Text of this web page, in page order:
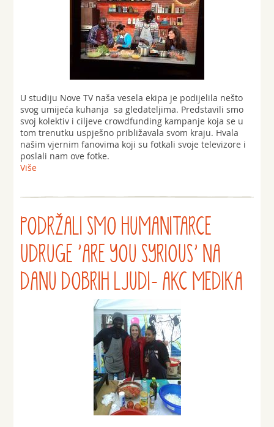
U studiju Nove TV naša vesela ekipa je podijelila nešto
svog umijeća kuhanja sa gledateljima. Predstavili smo
svoj kolektiv i ciljeve crowdfunding kampanje koja se u
tom trenutku uspješno približavala svom kraju. Hvala
našim vjernim fanovima koji su fotkali svoje televizore i
poslali nam ove fotke.
Više
PODRŽALI SMO HUMANITARCE
UDRUGE 'ARE YOU SYRIOUS' NA
DANU DOBRIH LJUDI- AKC MEDIKA